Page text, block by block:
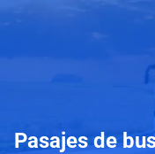
Pasajes de